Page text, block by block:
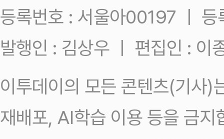
등록번호 : 서울아00197 ㅣ
발행인 : 김상우 ㅣ 편집인 : 이
이투데이의 모든 콘텐츠(기사)
재배포, AI학습 이용 등을 금지